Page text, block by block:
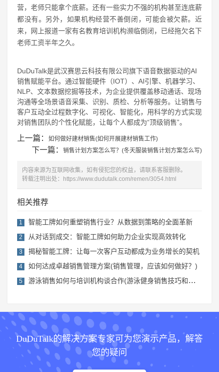
营，老师只能拿个底薪。还有一些实力不强的机构甚至连底薪
都没有。另外，如果机构经营不善倒闭，可能会被欠薪。近
来，网上报道一家有名教育培训机构濒临倒闭，已经拖欠名下
老师工资半年之久。
DuDuTalk是武汉赛思云科技有限公司旗下语音数据驱动的AI
销售赋能平台。通过智能硬件（IOT）、AI引擎、机器学习、
NLP、文本数据挖掘等技术，为企业提供覆盖移动通话、现场
沟通等全场景语音采集、识别、质检、分析等服务。让销售与
客户互动全过程数字化、可视化、智能化，用科学的方式实现
对销售团队的个性化赋能，让每个人都成为“顶级销售”。
上一篇： 如何做好建材销售(如何开展建材销售工作)
下一篇： 销售计划方案怎么写？(冬天服装销售计划方案怎么写)
内容来源为互联网收集，如有侵犯您的权益，请联系客服删除。
转载注明出处： https://www.dudutalk.com/remen/3054.html
相关推荐
1 智能工牌如何重塑销售行业？从数据到策略的全面革新
2 从对话到成交：智能工牌如何助力企业实现高效转化
3 揭秘智能工牌：让每一次客户互动都成为业务增长的契机
4 如何达成卓越销售管理方案(销售管理，应该如何做好？)
5 游泳销售如何与培训机构谈合作(游泳健身销售技巧和话术)
DuDuTalk的解决方案专家可为您演示产品，解答
您的疑问